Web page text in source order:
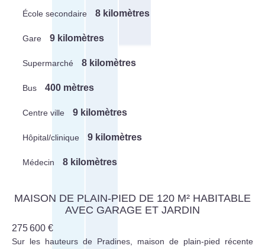
École secondaire 8 kilomètres
Gare 9 kilomètres
Supermarché 8 kilomètres
Bus 400 mètres
Centre ville 9 kilomètres
Hôpital/clinique 9 kilomètres
Médecin 8 kilomètres
MAISON DE PLAIN-PIED DE 120 M² HABITABLE
AVEC GARAGE ET JARDIN
275 600 €
Sur les hauteurs de Pradines, maison de plain-pied récente